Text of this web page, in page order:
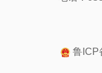
鲁ICP